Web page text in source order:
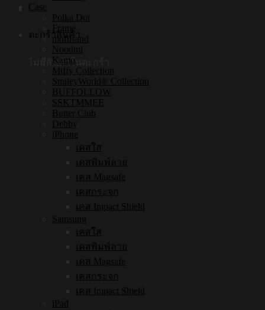
ตะกร้าสินค้า
ไม่มีสินค้าในตะกร้า
Case
Polka Dot
Frame
mofusand
Noodmi
Kamo
Miffy Collection
SmileyWorld® Collection
BUFFOLLOW
SSKTMMEE
Butter Club
Debby
iPhone
เคสใส
เคสพิมพ์ลาย
เคส Magsafe
เคสกระจก
เคส Impact Shield
Samsung
เคสใส
เคสพิมพ์ลาย
เคส Magsafe
เคสกระจก
เคส Impact Shield
iPad